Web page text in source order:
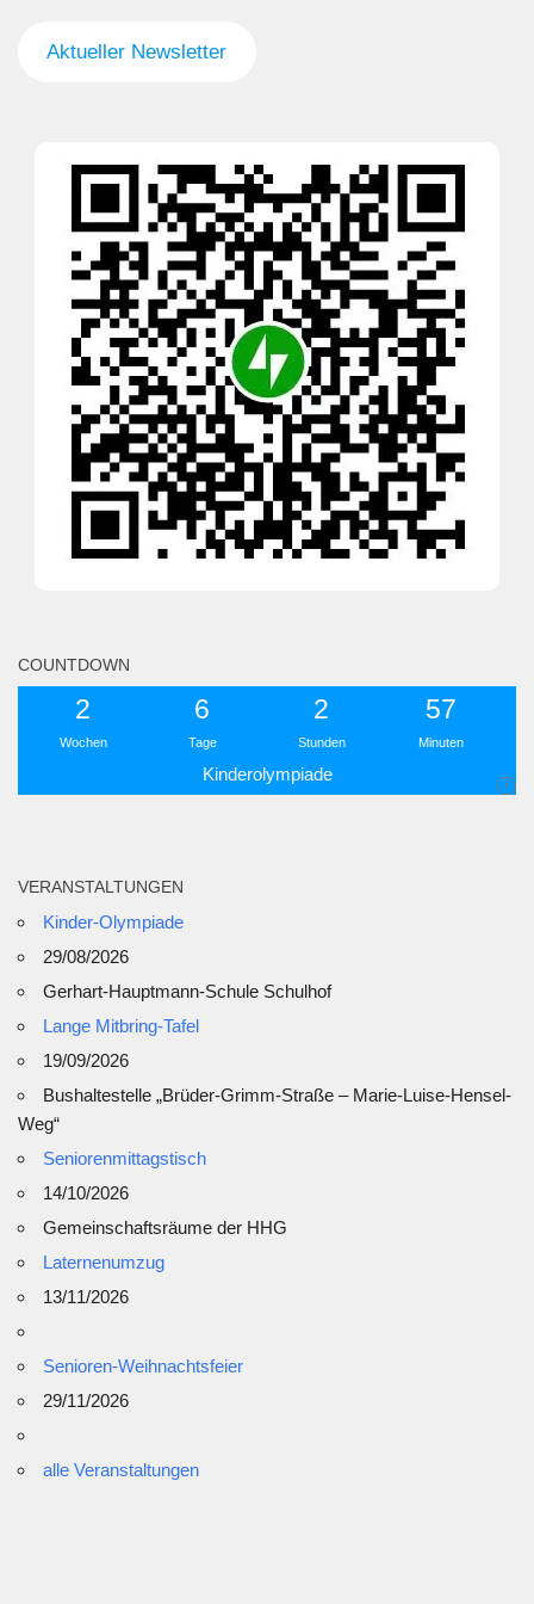
Aktueller Newsletter
COUNTDOWN
2
Wochen
6
Tage
2
Stunden
57
Minuten
Kinderolympiade
i
VERANSTALTUNGEN
Kinder-Olympiade
29/08/2026
Gerhart-Hauptmann-Schule Schulhof
Lange Mitbring-Tafel
19/09/2026
Bushaltestelle „Brüder-Grimm-Straße – Marie-Luise-Hensel-
Weg“
Seniorenmittagstisch
14/10/2026
Gemeinschaftsräume der HHG
Laternenumzug
13/11/2026
Senioren-Weihnachtsfeier
29/11/2026
alle Veranstaltungen